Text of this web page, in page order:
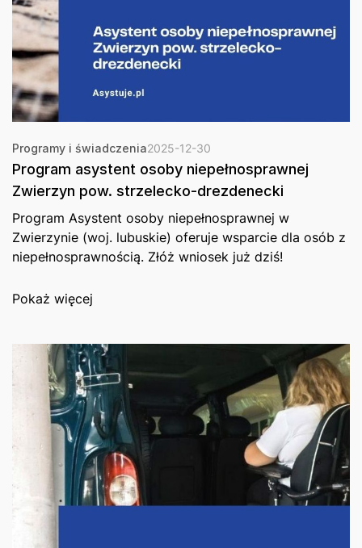
Programy i świadczenia2025-12-30
Program asystent osoby niepełnosprawnej
Zwierzyn pow. strzelecko-drezdenecki
Program Asystent osoby niepełnosprawnej w
Zwierzynie (woj. lubuskie) oferuje wsparcie dla osób z
niepełnosprawnością. Złóż wniosek już dziś!
Pokaż więcej